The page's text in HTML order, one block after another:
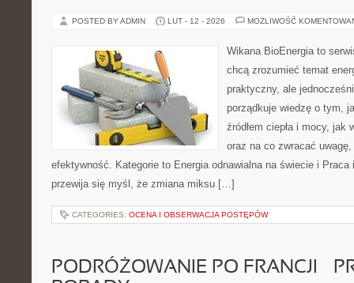
POSTED BY ADMIN LUT - 12 - 2026 MOŻLIWOŚĆ
Wikana BioEnergia to
chcą zrozumieć temat
praktyczny, ale
porządkuje wiedzę o tym,
źródłem ciepła i mocy,
oraz na co zwracać
efektywność. Kategorie to Energia odnawialna na świecie i
przewija się myśl, że zmiana miksu […]
CATEGORIES: OCENA I OBSERWACJA POSTĘPÓW
PODRÓŻOWANIE PO FRANCJI –